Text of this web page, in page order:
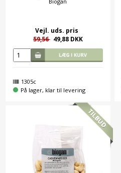
Vejl. uds. pris
59,56 49,88 DKK
1305c
På lager, klar til levering